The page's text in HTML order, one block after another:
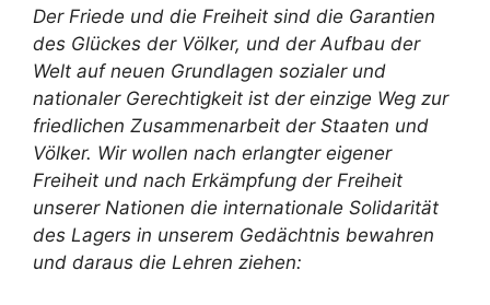
Der Friede und die Freiheit sind die Garantien
des Glückes der Völker, und der Aufbau der
Welt auf neuen Grundlagen sozialer und
nationaler Gerechtigkeit ist der einzige Weg zur
friedlichen Zusammenarbeit der Staaten und
Völker. Wir wollen nach erlangter eigener
Freiheit und nach Erkämpfung der Freiheit
unserer Nationen die internationale Solidarität
des Lagers in unserem Gedächtnis bewahren
und daraus die Lehren ziehen: